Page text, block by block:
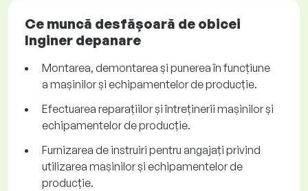
Ce muncă desfășoară de obicei
Inginer depanare
Montarea, demontarea și punerea în funcțiune
a mașinilor și echipamentelor de producție.
Efectuarea reparațiilor și întreținerii mașinilor și
echipamentelor de producție.
Furnizarea de instruiri pentru angajați privind
utilizarea mașinilor și echipamentelor de
producție.